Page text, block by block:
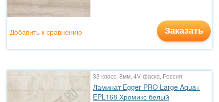
Заказать
Добавить к сравнению
33 класс, 8мм, 4V-фаска, Россия
Ламинат Egger PRO Large Aqua+
EPL168 Хромикс белый